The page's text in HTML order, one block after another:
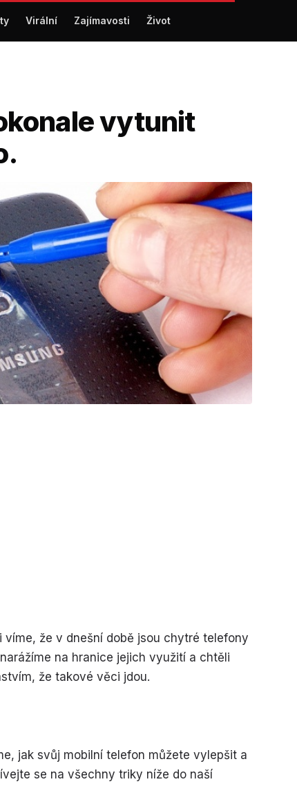
Virální Zajímavosti Život
vytunit
že v dnešní době jsou chytré telefony
na hranice jejich využití a chtěli
že takové věci jdou.
jak svůj mobilní telefon můžete vylepšit a
se na všechny triky níže do naší